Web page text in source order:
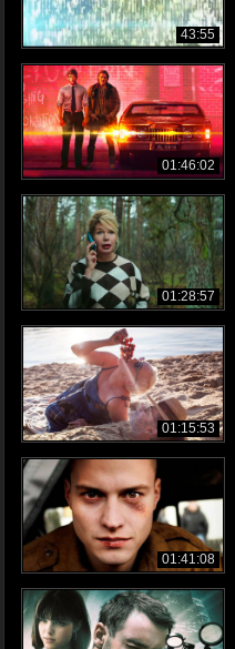
43:55
01:46:02
01:28:57
01:15:53
01:41:08